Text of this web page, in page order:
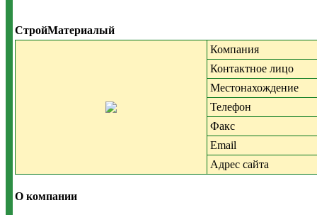
СтройМатериалый
Компания
Контактное лицо
Местонахождение
Телефон
Факс
Email
Адрес сайта
О компании